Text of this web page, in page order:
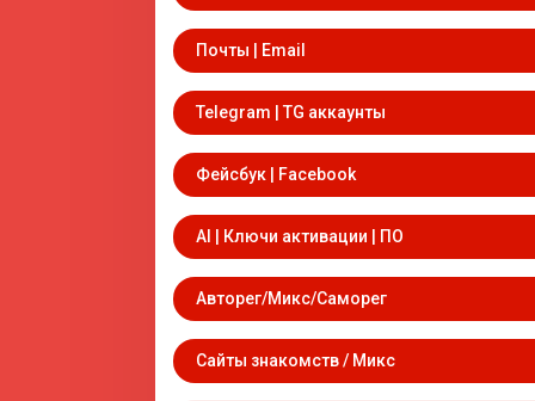
Почты | Email
Telegram | TG аккаунты
Фейсбук | Facebook
AI | Ключи активации | ПО
Авторег/Микс/Саморег
Сайты знакомств / Микс